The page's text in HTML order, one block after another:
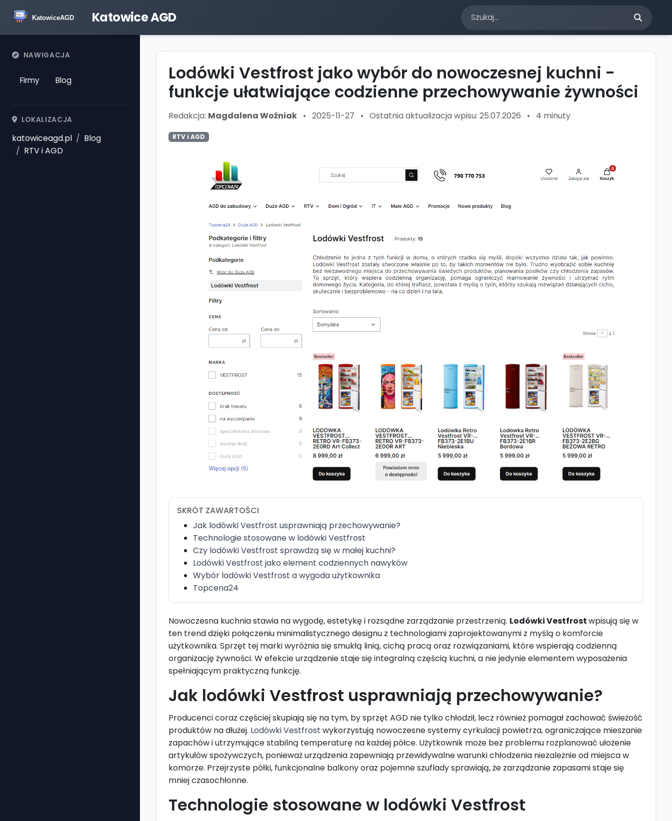
Katowice AGD
NAWIGACJA
Firmy Blog
LOKALIZACJA
katowiceagd.pl
Blog
RTV i AGD
Lodówki Vestfrost jako wybór do nowoczesnej kuchni -
funkcje ułatwiające codzienne przechowywanie żywności
Redakcja: Magdalena Woźniak • 2025-11-27 • Ostatnia aktualizacja wpisu: 25.07.2026 • 4 minuty
RTV i AGD
SKRÓT ZAWARTOŚCI
Jak lodówki Vestfrost usprawniają przechowywanie?
Technologie stosowane w lodówki Vestfrost
Czy lodówki Vestfrost sprawdzą się w małej kuchni?
Lodówki Vestfrost jako element codziennych nawyków
Wybór lodówki Vestfrost a wygoda użytkownika
Topcena24
Nowoczesna kuchnia stawia na wygodę, estetykę i rozsądne zarządzanie przestrzenią. Lodówki Vestfrostwpisują się w
ten trend dzięki połączeniu minimalistycznego designu z technologiami zaprojektowanymi z myślą o komforcie
użytkownika. Sprzęt tej marki wyróżnia się smukłą linią, cichą pracą oraz rozwiązaniami, które wspierają codzienną
organizację żywności. W efekcie urządzenie staje się integralną częścią kuchni, a nie jedynie elementem wyposażenia
spełniającym praktyczną funkcję.
Jak lodówki Vestfrost usprawniają przechowywanie?
Producenci coraz częściej skupiają się na tym, by sprzęt AGD nie tylko chłodził, lecz również pomagał zachować świeżość
produktów na dłużej. Lodówki Vestfrost wykorzystują nowoczesne systemy cyrkulacji powietrza, ograniczające mieszanie
zapachów i utrzymujące stabilną temperaturę na każdej półce. Użytkownik może bez problemu rozplanować ułożenie
artykułów spożywczych, ponieważ urządzenia zapewniają przewidywalne warunki chłodzenia niezależnie od miejsca w
komorze. Przejrzyste półki, funkcjonalne balkony oraz pojemne szuflady sprawiają, że zarządzanie zapasami staje się
mniej czasochłonne.
Technologie stosowane w lodówki Vestfrost